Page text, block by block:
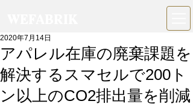
アパレル在庫の廃棄課題を
解決するスマセルで200ト
ン以上のCO2排出量を削減
2020年7月14日